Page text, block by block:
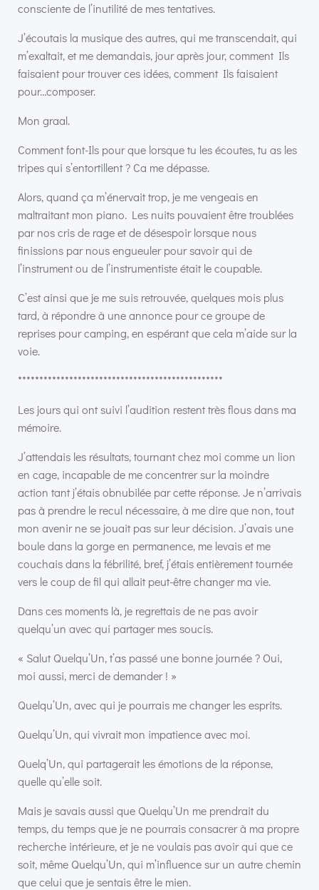
consciente de l’inutilité de mes tentatives.
J’écoutais la musique des autres, qui me transcendait, qui
m’exaltait, et me demandais, jour après jour, comment Ils
faisaient pour trouver ces idées, comment Ils faisaient
pour…composer.
Mon graal.
Comment font-Ils pour que lorsque tu les écoutes, tu as les
tripes qui s’entortillent ? Ca me dépasse.
Alors, quand ça m’énervait trop, je me vengeais en
maltraitant mon piano. Les nuits pouvaient être troublées
par nos cris de rage et de désespoir lorsque nous
finissions par nous engueuler pour savoir qui de
l’instrument ou de l’instrumentiste était le coupable.
C’est ainsi que je me suis retrouvée, quelques mois plus
tard, à répondre à une annonce pour ce groupe de
reprises pour camping, en espérant que cela m’aide sur la
voie.
************************************************
Les jours qui ont suivi l’audition restent très flous dans ma
mémoire.
J’attendais les résultats, tournant chez moi comme un lion
en cage, incapable de me concentrer sur la moindre
action tant j’étais obnubilée par cette réponse. Je n’arrivais
pas à prendre le recul nécessaire, à me dire que non, tout
mon avenir ne se jouait pas sur leur décision. J’avais une
boule dans la gorge en permanence, me levais et me
couchais dans la fébrilité, bref, j’étais entièrement tournée
vers le coup de fil qui allait peut-être changer ma vie.
Dans ces moments là, je regrettais de ne pas avoir
quelqu’un avec qui partager mes soucis.
« Salut Quelqu’Un, t’as passé une bonne journée ? Oui,
moi aussi, merci de demander ! »
Quelqu’Un, avec qui je pourrais me changer les esprits.
Quelqu’Un, qui vivrait mon impatience avec moi.
Quelq’Un, qui partagerait les émotions de la réponse,
quelle qu’elle soit.
Mais je savais aussi que Quelqu’Un me prendrait du
temps, du temps que je ne pourrais consacrer à ma propre
recherche intérieure, et je ne voulais pas avoir qui que ce
soit, même Quelqu’Un, qui m’influence sur un autre chemin
que celui que je sentais être le mien.